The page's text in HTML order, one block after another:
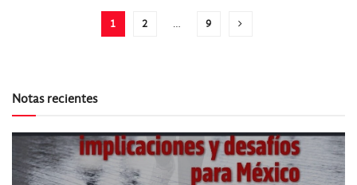
1 2 9
Notas recientes